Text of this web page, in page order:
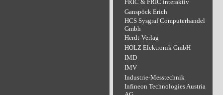
FRIC & FRIC interaktiv
Ganspöck Erich
HCS Sysgraf Computerhandel
Gmbh
Herdt-Verlag
HOLZ Elektronik GmbH
IMD
IMV
Industrie-Messtechnik
Infineon Technologies Austria